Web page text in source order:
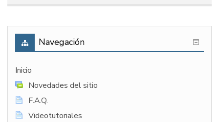
Navegación
Inicio
Novedades del sitio
F.A.Q.
Videotutoriales